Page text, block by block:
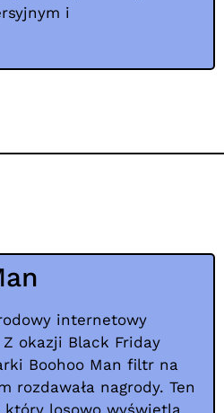
i
internetowy
okazji Black Friday
Boohoo Man filtr na
rozdawała nagrody. Ten
który losowo wyświetla